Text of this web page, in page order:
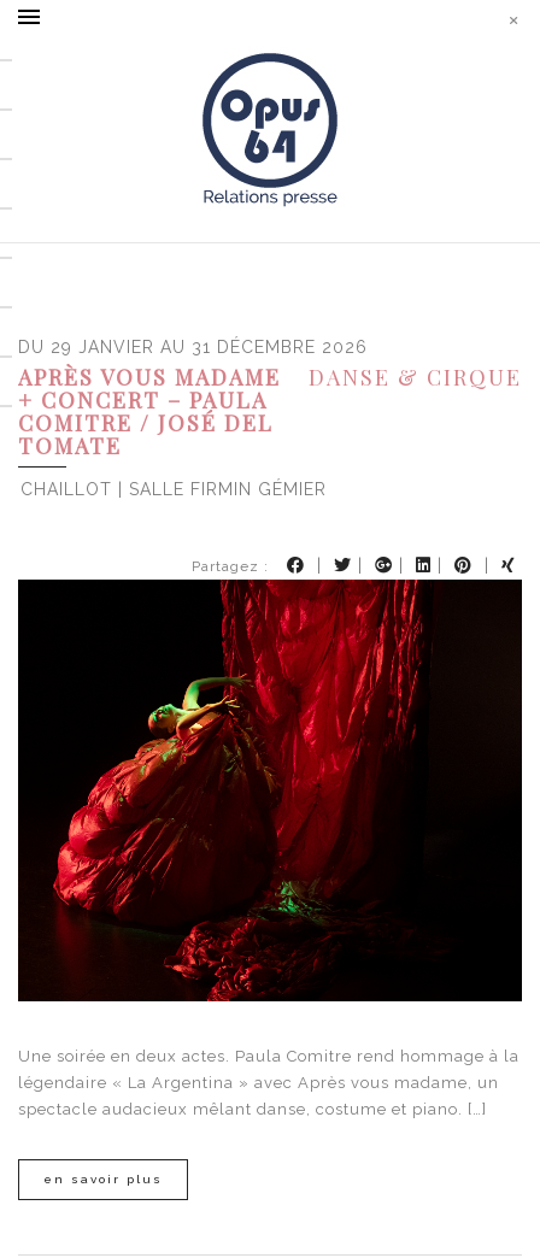
DU 29 JANVIER AU 31 DÉCEMBRE 2026
APRÈS VOUS MADAME
+ CONCERT – PAULA
COMITRE / JOSÉ DEL
TOMATE
DANSE & CIRQUE
CHAILLOT | SALLE FIRMIN GÉMIER
Partagez :
Une soirée en deux actes. Paula Comitre rend hommage à la
légendaire « La Argentina » avec Après vous madame, un
spectacle audacieux mêlant danse, costume et piano. […]
en savoir plus